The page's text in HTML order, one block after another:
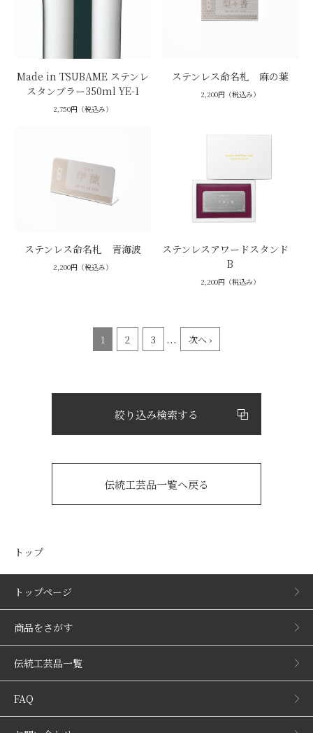
Made in TSUBAME ステンレ
スタンブラー350ml YE-1
2,750円（税込み）
ステンレス命名札 麻の葉
2,200円（税込み）
ステンレス命名札 青海波
2,200円（税込み）
ステンレスアワードスタンド
B
2,200円（税込み）
1 2 3 ... 次へ ›
絞り込み検索する
伝統工芸品一覧へ戻る
トップ
トップページ
商品をさがす
伝統工芸品一覧
FAQ